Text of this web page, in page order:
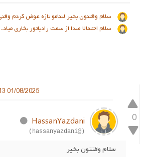
سلام وقتتون بخیر لنتامو تازه عوض کردم
سلام احتمالا صدا از سمت رادیاتور بخاری
0
01/08/2025 2:13 ق.ظ
HassanYazdani
(@hassanyazdani)
سلام وقتتون بخیر